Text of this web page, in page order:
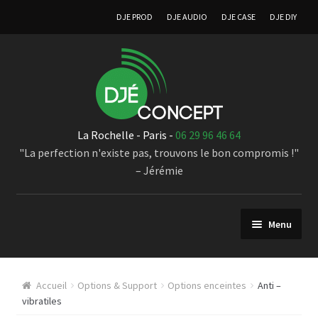
DJE PROD DJE AUDIO DJE CASE DJE DIY
La Rochelle - Paris - 06 29 96 46 64
"La perfection n'existe pas, trouvons le bon compromis !"
– Jérémie
Menu
Sonorisation
Enceintes à directivité croissante
Accueil Options & Support Options enceintes
Anti –
vibratiles